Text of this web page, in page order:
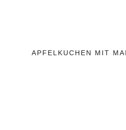
APFELKUCHEN MIT